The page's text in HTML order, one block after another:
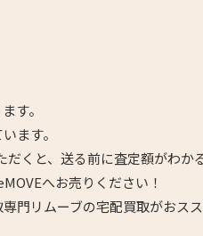
す。
ます。
くと、送る前に査定額がわか
へお売りください！
門リムーブの宅配買取がおスス